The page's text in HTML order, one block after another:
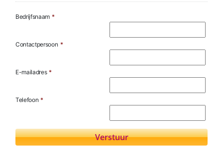
Bedrijfsnaam *
Contactpersoon *
E-mailadres *
Telefoon *